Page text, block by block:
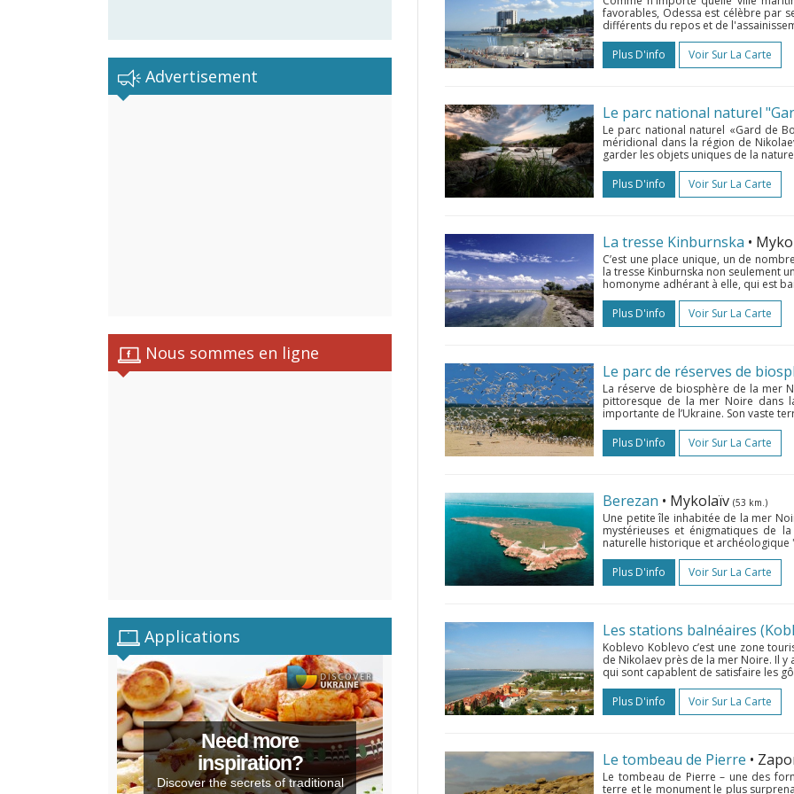
Advertisement
Nous sommes en ligne
Applications
Need more
inspiration?
Discover the secrets of traditional
favorables, Odessa est célèbre par
différents du repos et de
Plus D'info
Voir Sur La Carte
Le parc national naturel
Le parc national naturel «Gard de
méridional dans la région de
garder les objets uniques de la
Plus D'info
Voir Sur La Carte
La tresse Kinburnska •
С’est une place unique, un de
la tresse Kinburnska non seulement
homonyme adhérant à elle, qui est
Plus D'info
Voir Sur La Carte
Le parc de réserves de
La réserve de biosphère de la mer
pittoresque de la mer Noire dans
importante de l’Ukraine. Son vaste
Plus D'info
Voir Sur La Carte
Berezan • Mykolaïv (53 km.)
Une petite île inhabitée de la mer
mystérieuses et énigmatiques de
naturelle historique et archéologique
Plus D'info
Voir Sur La Carte
Les stations balnéaires
Koblevo Koblevo c’est une zone
de Nikolaev près de la mer Noire. Il
qui sont capablent de satisfaire les
Plus D'info
Voir Sur La Carte
Le tombeau de Pierre •
Le tombeau de Pierre – une des
terre et le monument le plus